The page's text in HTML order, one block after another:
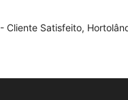
- Cliente Satisfeito,